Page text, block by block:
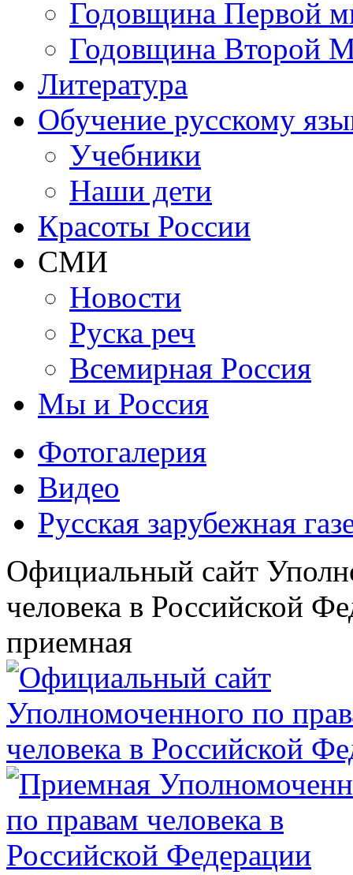
Годовщина Первой
Годовщина Второй
Литература
Обучение русскому
Учебники
Наши дети
Красоты России
СМИ
Новости
Руска реч
Всемирная Рoссия
Мы и Россия
Фотогалерия
Видео
Русская зарубежная
Официальный сайт
человека в Российской
приемная